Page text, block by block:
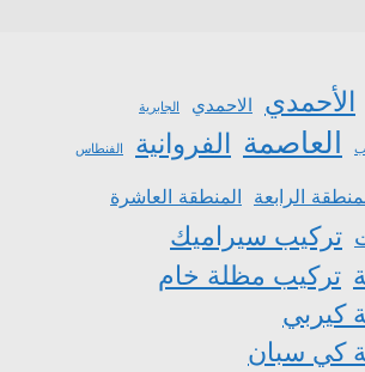
الأحمدي الاحمدي الجابرية
العاصمة الفروانية الفنطاس
الرابعة المنطقة العاشرة
تركيب سيراميك
تركيب مظلة خام
كيربي
كي سبان